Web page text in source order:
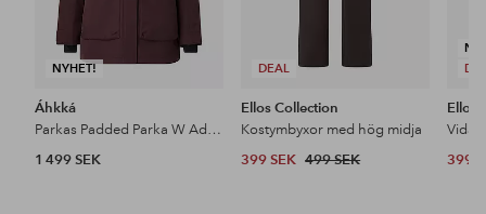
NYHET!
Áhkká
Parkas Padded Parka W Adjustable Waist
1 499 SEK
DEAL
Ellos Collection
Kostymbyxor med hög midja
399 SEK 499 SEK
Ellos
399